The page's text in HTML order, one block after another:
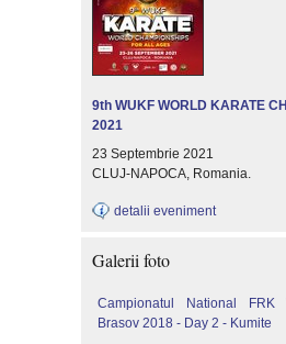
9th WUKF WORLD KARATE
2021
23 Septembrie 2021
CLUJ-NAPOCA, Romania.
detalii eveniment
Galerii foto
Campionatul National FRK
Brasov 2018 - Day 2 - Kumite